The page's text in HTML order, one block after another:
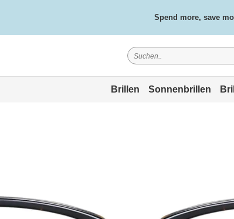
Spend more, save
Free
Brillen Sonnenbrillen